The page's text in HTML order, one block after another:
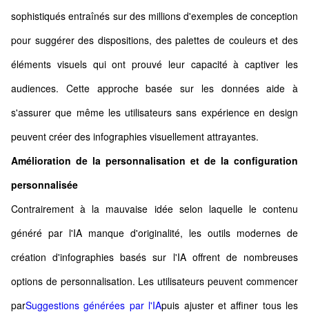
sophistiqués entraînés sur des millions d'exemples de conception
pour suggérer des dispositions, des palettes de couleurs et des
éléments visuels qui ont prouvé leur capacité à captiver les
audiences. Cette approche basée sur les données aide à
s'assurer que même les utilisateurs sans expérience en design
peuvent créer des infographies visuellement attrayantes.
Amélioration de la personnalisation et de la configuration
personnalisée
Contrairement à la mauvaise idée selon laquelle le contenu
généré par l'IA manque d'originalité, les outils modernes de
création d'infographies basés sur l'IA offrent de nombreuses
options de personnalisation. Les utilisateurs peuvent commencer
parSuggestions générées par l'IApuis ajuster et affiner tous les